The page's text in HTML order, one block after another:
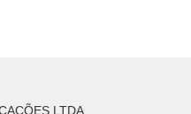
LTDA